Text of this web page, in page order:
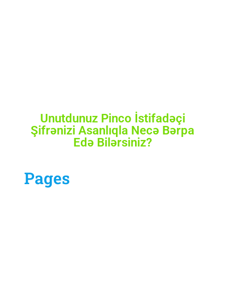
Unutdunuz Pinco İstifadəçi
Şifrənizi Asanlıqla Necə Bərpa
Edə Bilərsiniz?
Pages